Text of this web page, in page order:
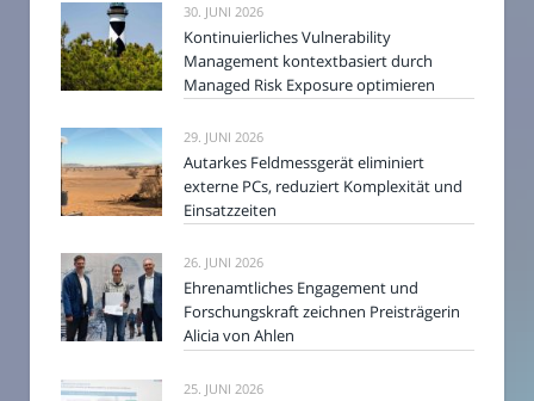
30. JUNI 2026
Kontinuierliches Vulnerability
Management kontextbasiert durch
Managed Risk Exposure optimieren
29. JUNI 2026
Autarkes Feldmessgerät eliminiert
externe PCs, reduziert Komplexität und
Einsatzzeiten
26. JUNI 2026
Ehrenamtliches Engagement und
Forschungskraft zeichnen Preisträgerin
Alicia von Ahlen
25. JUNI 2026